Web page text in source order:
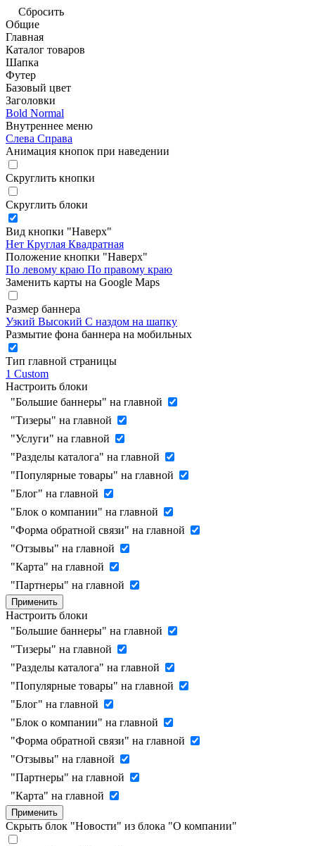
Сбросить
Общие
Главная
Каталог товаров
Шапка
Футер
Базовый цвет
Заголовки
Bold Normal
Внутреннее меню
Слева Справа
Анимация кнопок при наведении
Скруглить кнопки
Скруглить блоки
Вид кнопки "Наверх"
Нет Круглая Квадратная
Положение кнопки "Наверх"
По левому краю По правому краю
Заменить карты на Google Maps
Размер баннера
Узкий Высокий С наздом на шапку
Размытие фона баннера на мобильных
Тип главной страницы
1 Custom
Настроить блоки
"Большие баннеры" на главной
"Тизеры" на главной
"Услуги" на главной
"Разделы каталога" на главной
"Популярные товары" на главной
"Блог" на главной
"Блок о компании" на главной
"Форма обратной связи" на главной
"Отзывы" на главной
"Карта" на главной
"Партнеры" на главной
Применить
Настроить блоки
"Большие баннеры" на главной
"Тизеры" на главной
"Разделы каталога" на главной
"Популярные товары" на главной
"Блог" на главной
"Блок о компании" на главной
"Форма обратной связи" на главной
"Отзывы" на главной
"Партнеры" на главной
"Карта" на главной
Применить
Скрыть блок "Новости" из блока "О компании"